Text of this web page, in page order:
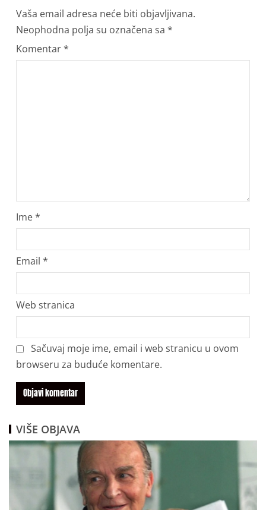
Vaša email adresa neće biti objavljivana.
Neophodna polja su označena sa *
Komentar*
Ime*
Email *
Web stranica
Sačuvaj moje ime, email i web stranicu u ovom
browseru za buduće komentare.
VIŠE OBJAVA